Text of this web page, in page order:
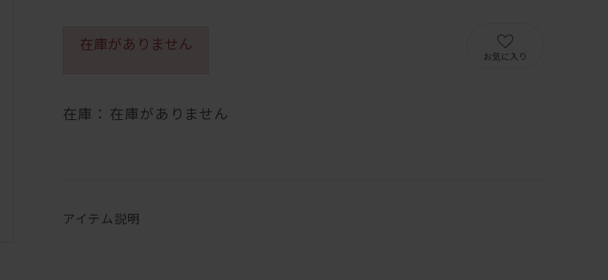
在庫： 在庫がありません
在庫がありません
お気に入り
アイテム説明